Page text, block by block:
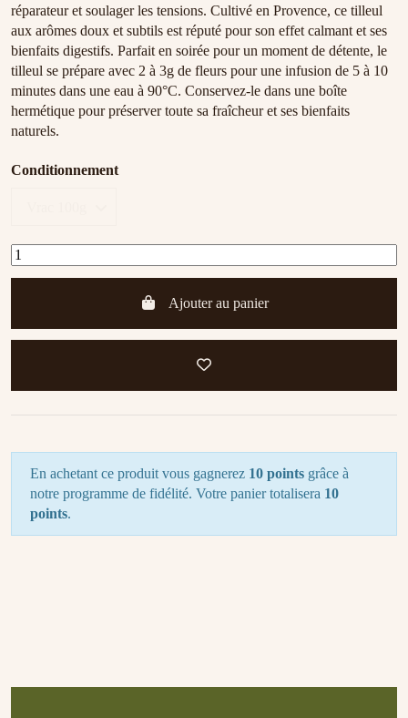
réparateur et soulager les tensions. Cultivé en Provence, ce tilleul
aux arômes doux et subtils est réputé pour son effet calmant et ses
bienfaits digestifs. Parfait en soirée pour un moment de détente, le
tilleul se prépare avec 2 à 3g de fleurs pour une infusion de 5 à 10
minutes dans une eau à 90°C. Conservez-le dans une boîte
hermétique pour préserver toute sa fraîcheur et ses bienfaits
naturels.
Conditionnement
Ajouter au panier
En achetant ce produit vous gagnerez 10 points grâce à
notre programme de fidélité. Votre panier totalisera 10
points.